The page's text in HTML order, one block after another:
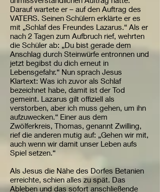
Darauf wartete er – auf den Auftrag des
VATERS. Seinen Schülern erklärte er es
mit „Schlaf des Freundes Lazarus.“ Als er
nach 2 Tagen zum Aufbruch rief, wehrten
die Schüler ab: „Du bist gerade dem
Anschlag durch Steinwürfe entronnen und
jetzt begibst du dich erneut in
Lebensgefahr.“ Nun sprach Jesus
Klartext: Was ich zuvor als Schlaf
bezeichnet habe, damit ist der Tod
gemeint. Lazarus gilt offiziell als
verstorben, aber ich muss gehen, um ihn
aufzuwecken.“ Einer aus dem
Zwölferkreis, Thomas, genannt Zwilling,
rief die anderen mutig auf: „Gehen wir mit,
auch wenn wir damit unser Leben aufs
Spiel setzen.“
Als Jesus die Nähe des Dorfes Betanien
erreichte, schien alles zu spät. Das
Ableben und das sofort anschließende